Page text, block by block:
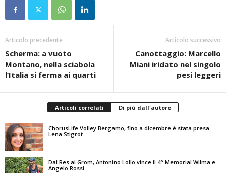
Articolo precedente
Scherma: a vuoto
Montano, nella sciabola
l’Italia si ferma ai quarti
Articolo successivo
Canottaggio: Marcello
Miani iridato nel singolo
pesi leggeri
Articoli correlati Di più dall'autore
ChorusLife Volley Bergamo, fino a dicembre è stata presa
Lena Stigrot
Dal Res al Grom, Antonino Lollo vince il 4° Memorial Wilma e
Angelo Rossi